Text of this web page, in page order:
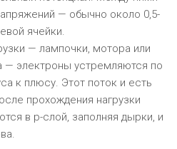
— обычно около 0,5-
ячейки.
— лампочки, мотора или
— электроны устремляются по
к плюсу. Этот поток и есть
прохождения нагрузки
в p-слой, заполняя дырки, и